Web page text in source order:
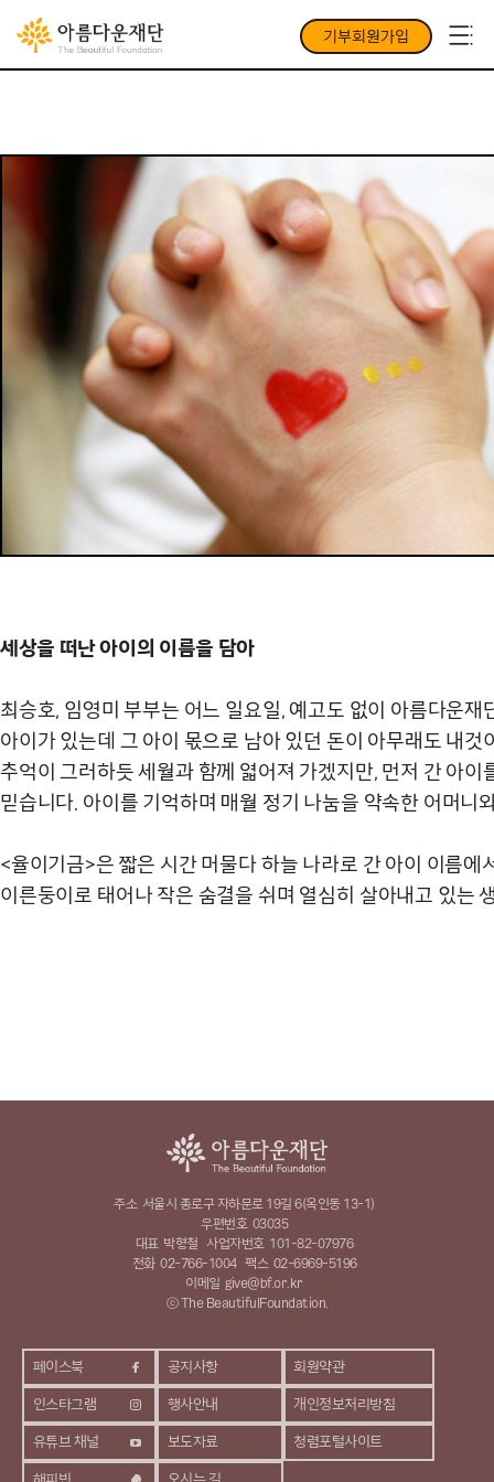
기부회원가입
세상을 떠난 아이의 이름을 담아
최승호, 임영미 부부는 어느 일요일, 예고도 없이 아름다운
아이가 있는데 그 아이 몫으로 남아 있던 돈이 아무래도 내
추억이 그러하듯 세월과 함께 엷어져 가겠지만, 먼저 간 아
믿습니다. 아이를 기억하며 매월 정기 나눔을 약속한 어머
<율이기금>은 짧은 시간 머물다 하늘 나라로 간 아이 이름
이른둥이로 태어나 작은 숨결을 쉬며 열심히 살아내고 있는
페이스북
인스타그램
유튜브 채널
공지사항
행사안내
보도자료
회원약관
개인정보처리방침
청렴포털사이트
주소 서울시 종로구 자하문로 19길 6(옥인동 13-1)
우편번호 03035
대표 박형철 사업자번호 101-82-07976
전화 02-766-1004 팩스 02-6969-5196
이메일 give@bf.or.kr
ⓒ The BeautifulFoundation.